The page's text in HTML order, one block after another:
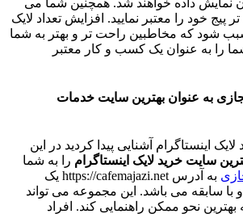
نمایش داده خواهند شد. همچنین شما می‌
پیج خود را معتبر نمایید. افزایش تعداد لایک
سبب شود که مخاطبین راحت‌ تر و بهتر به شما
را به عنوان یک کسب و کار معتبر
به عنوان بهترین سایت خدمات
اینستاگرام آشنایی پیدا کردید در این
سایت خرید لایک اینستاگرام را به شما
به آدرس https://cafemajazi.net یک
با سابقه می‌ باشد. این مجموعه می‌ تواند
بهترین نحو ممکن راهنمایی کند. افراد